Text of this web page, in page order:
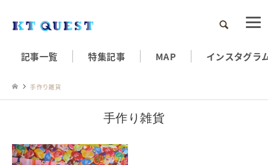
検索
記事一覧 特集記事 MAP インスタグラ
手作り雑貨
手作り雑貨